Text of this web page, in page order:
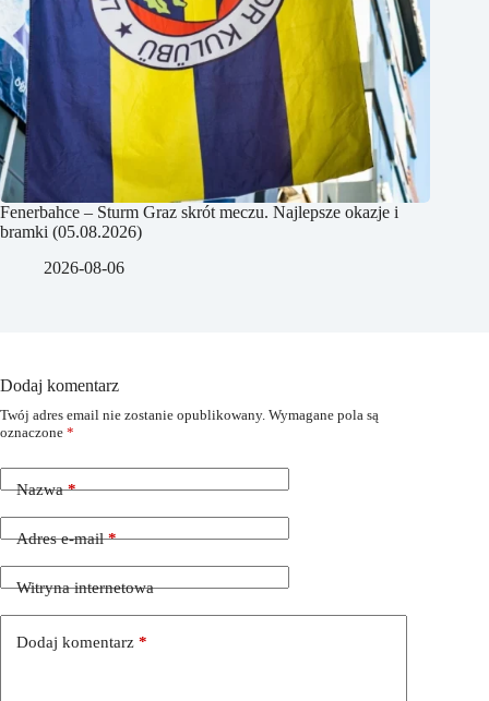
Fenerbahce – Sturm Graz skrót meczu. Najlepsze okazje i
bramki (05.08.2026)
2026-08-06
Dodaj komentarz
Twój adres email nie zostanie opublikowany. Wymagane pola są
oznaczone *
Nazwa*
Adres e-mail*
Witryna internetowa
Dodaj komentarz *